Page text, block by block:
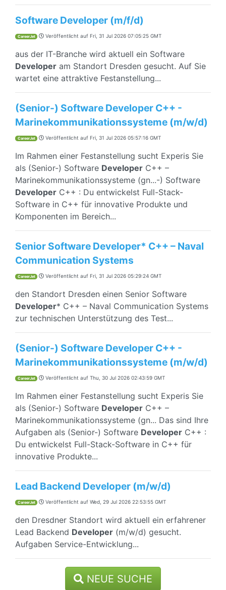
Software Developer (m/f/d)
CareerJet Veröffentlicht auf Fri, 31 Jul 2026 07:05:25 GMT
aus der IT-Branche wird aktuell ein Software
Developer am Standort Dresden gesucht. Auf Sie
wartet eine attraktive Festanstellung...
(Senior-) Software Developer C++ -
Marinekommunikationssysteme (m/w/d)
CareerJet Veröffentlicht auf Fri, 31 Jul 2026 05:57:16 GMT
Im Rahmen einer Festanstellung sucht Experis Sie
als (Senior-) Software Developer C++ –
Marinekommunikationssysteme (gn...-) Software
Developer C++ : Du entwickelst Full-Stack-
Software in C++ für innovative Produkte und
Komponenten im Bereich...
Senior Software Developer* C++ – Naval
Communication Systems
CareerJet Veröffentlicht auf Fri, 31 Jul 2026 05:29:24 GMT
den Standort Dresden einen Senior Software
Developer* C++ – Naval Communication Systems
zur technischen Unterstützung des Test...
(Senior-) Software Developer C++ -
Marinekommunikationssysteme (m/w/d)
CareerJet Veröffentlicht auf Thu, 30 Jul 2026 02:43:59 GMT
Im Rahmen einer Festanstellung sucht Experis Sie
als (Senior-) Software Developer C++ –
Marinekommunikationssysteme (gn... Das sind Ihre
Aufgaben als (Senior-) Software Developer C++ :
Du entwickelst Full-Stack-Software in C++ für
innovative Produkte...
Lead Backend Developer (m/w/d)
CareerJet Veröffentlicht auf Wed, 29 Jul 2026 22:53:55 GMT
den Dresdner Standort wird aktuell ein erfahrener
Lead Backend Developer (m/w/d) gesucht.
Aufgaben Service-Entwicklung...
NEUE SUCHE